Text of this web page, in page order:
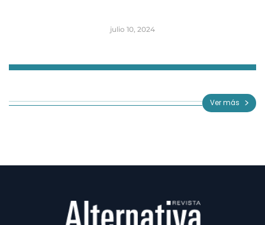
julio 10, 2024
3
Ver más